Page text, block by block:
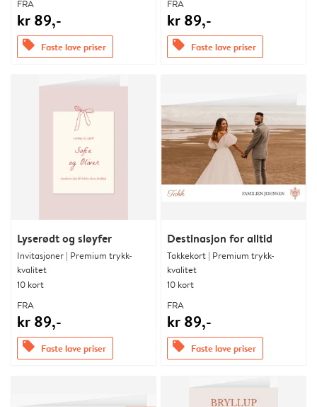
FRA
kr 89,-
offers Faste lave priser
FRA
kr 89,-
offers Faste lave priser
Lyserødt og sløyfer
Invitasjoner | Premium trykk-
kvalitet
10 kort
FRA
kr 89,-
offers Faste lave priser
Destinasjon for alltid
Takkekort | Premium trykk-
kvalitet
10 kort
FRA
kr 89,-
offers Faste lave priser